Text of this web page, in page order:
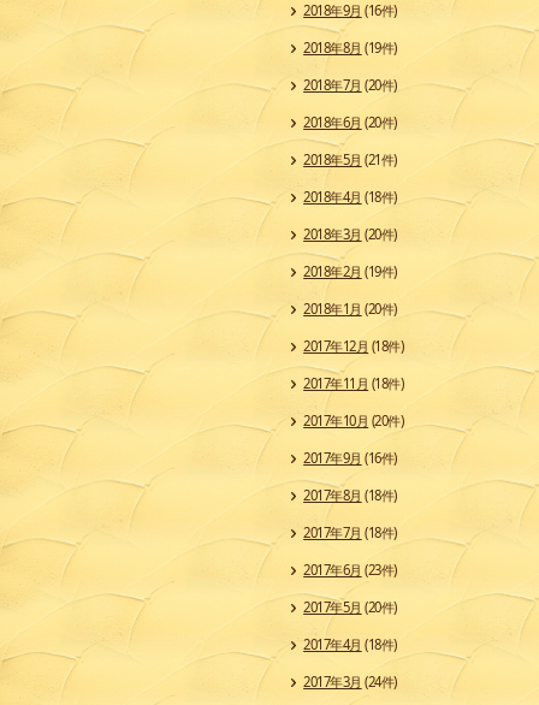
2018年9月 (16件)
2018年8月 (19件)
2018年7月 (20件)
2018年6月 (20件)
2018年5月 (21件)
2018年4月 (18件)
2018年3月 (20件)
2018年2月 (19件)
2018年1月 (20件)
2017年12月 (18件)
2017年11月 (18件)
2017年10月 (20件)
2017年9月 (16件)
2017年8月 (18件)
2017年7月 (18件)
2017年6月 (23件)
2017年5月 (20件)
2017年4月 (18件)
2017年3月(24件)